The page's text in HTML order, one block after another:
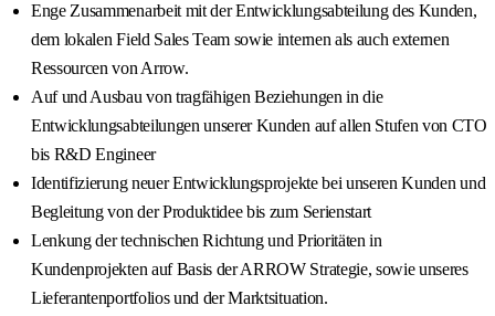
Enge Zusammenarbeit mit der Entwicklungsabteilung des Kunden,
dem lokalen Field Sales Team sowie internen als auch externen
Ressourcen von Arrow.
Auf und Ausbau von tragfähigen Beziehungen in die
Entwicklungsabteilungen unserer Kunden auf allen Stufen von CTO
bis R&D Engineer
Identifizierung neuer Entwicklungsprojekte bei unseren Kunden und
Begleitung von der Produktidee bis zum Serienstart
Lenkung der technischen Richtung und Prioritäten in
Kundenprojekten auf Basis der ARROW Strategie, sowie unseres
Lieferantenportfolios und der Marktsituation.